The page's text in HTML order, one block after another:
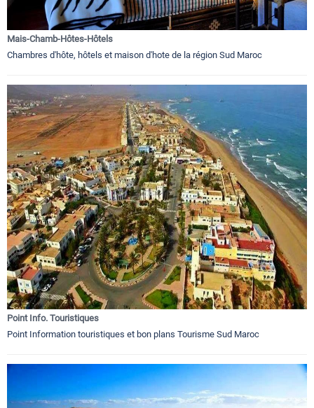
Mais-Chamb-Hôtes-Hôtels
Chambres d'hôte, hôtels et maison d'hote de la région Sud Maroc
Point Info. Touristiques
Point Information touristiques et bon plans Tourisme Sud Maroc